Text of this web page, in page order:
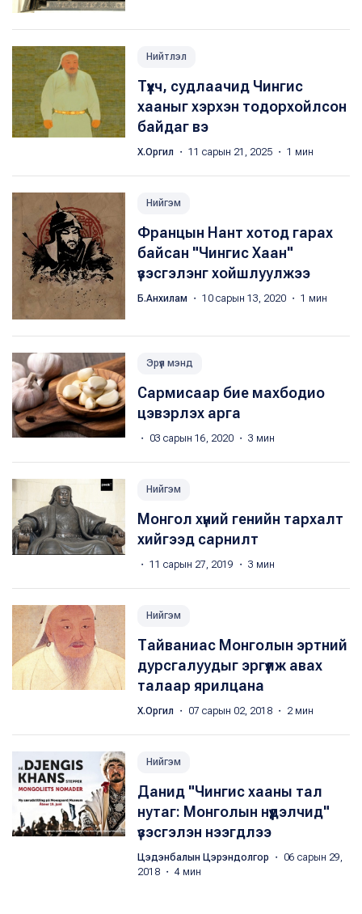
Нийтлэл
Түүхч, судлаачид Чингис
хааныг хэрхэн тодорхойлсон
байдаг вэ
Х.Оргил ・ 11 сарын 21, 2025 ・ 1 мин
Нийгэм
Францын Нант хотод гарах
байсан "Чингис Хаан"
үзэсгэлэнг хойшлуулжээ
Б.Анхилам ・ 10 сарын 13, 2020 ・ 1 мин
Эрүүл мэнд
Сармисаар бие махбодио
цэвэрлэх арга
・ 03 сарын 16, 2020 ・ 3 мин
Нийгэм
Монгол хүний генийн тархалт
хийгээд сарнилт
・ 11 сарын 27, 2019 ・ 3 мин
Нийгэм
Тайваниас Монголын эртний
дурсгалуудыг эргүүлж авах
талаар ярилцана
Х.Оргил ・ 07 сарын 02, 2018 ・ 2 мин
Нийгэм
Данид "Чингис хааны тал
нутаг: Монголын нүүдэлчид"
үзэсгэлэн нээгдлээ
Цэдэнбалын Цэрэндолгор
・ 06 сарын 29,
2018 ・ 4 мин